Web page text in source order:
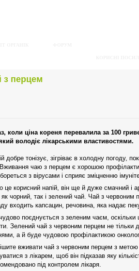
з перцем
коли ціна кореня перевалила за 100
володіє лікарськими властивостями.
добре тонізує, зігріває в холодну погоду,
чаю з перцем є хорошою
з вірусами і сприяє зміцненню
це корисний напій, він ще й дуже смачний і
чорний, так і зелений чай. Чай з
входить капсацин, речовина, яка надає
поєднується з зеленим чаєм,
Зелений чай з червоним перцем не тільки
а й буде чудовою профілактикою
вживати чай з червоним перцем з метою
з лікарем, щоб він підказав яку
під контролем лікаря.